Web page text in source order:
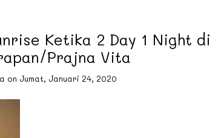
Ketika 2 Day 1 Night di
Prajna Vita
on Jumat, Januari 24, 2020